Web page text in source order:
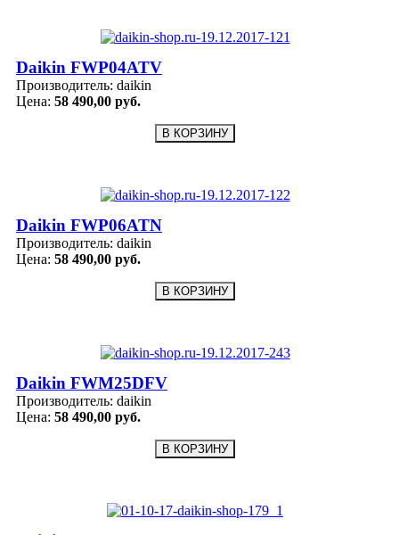
Daikin FWP04ATV
Производитель: daikin
Цена: 58 490,00 руб.
Daikin FWP06ATN
Производитель: daikin
Цена: 58 490,00 руб.
Daikin FWM25DFV
Производитель: daikin
Цена: 58 490,00 руб.